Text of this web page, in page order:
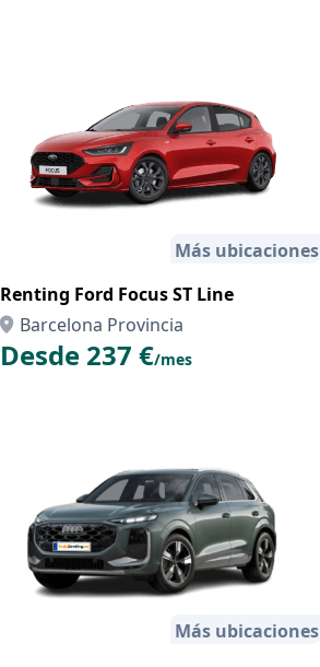
Más ubicaciones
Renting Ford Focus ST Line
Barcelona Provincia
Desde 237 €/mes
Más ubicaciones